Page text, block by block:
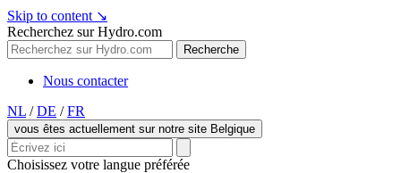
Skip to content ↘
Recherchez sur Hydro.com
Recherche
Nous contacter
NL / DE / FR
vous êtes actuellement sur notre site Belgique
Choisissez votre langue préférée